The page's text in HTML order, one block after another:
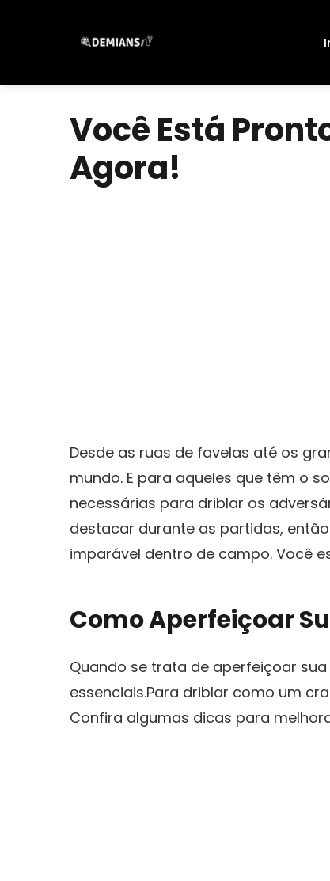
Você Está
Agora!
Desde​ as ruas de favelas até os
mundo. E para aqueles que têm⁣ o
necessárias para driblar⁣ os
destacar durante as‌ partidas,
imparável dentro de campo. Você
Como Aperfeiçoar
Quando se trata de aperfeiçoar
essenciais.Para driblar como um
Confira algumas dicas ‍para